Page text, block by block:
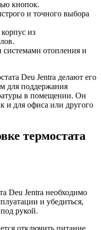
кнопок.
и точного выбора
из
отопления и
Deu Jentra делают его
для поддержания
в помещении. Он
и для офиса или другого
термостата
Deu Jentra необходимо
и убедиться,
рукой.
отключить питание